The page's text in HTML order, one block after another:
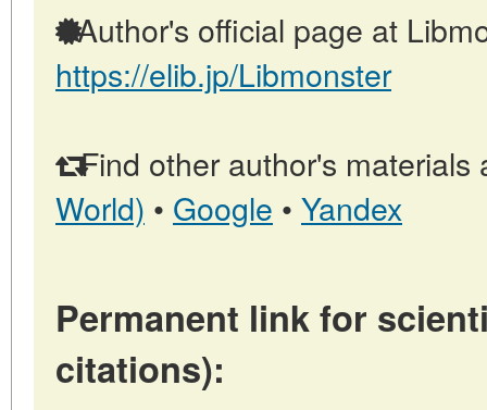
Author's official page at
https://elib.jp/Libmonster
Find other author's materials
World) • Google • Yandex
Permanent link for
citations):